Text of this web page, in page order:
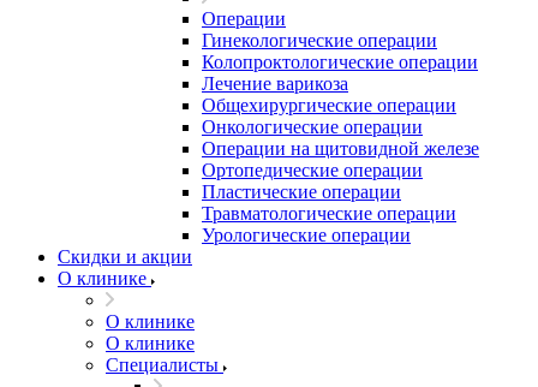
Операции
Гинекологические операции
Колопроктологические операции
Лечение варикоза
Общехирургические операции
Онкологические операции
Операции на щитовидной железе
Ортопедические операции
Пластические операции
Травматологические операции
Урологические операции
Скидки и акции
О клинике
О клинике
О клинике
Специалисты